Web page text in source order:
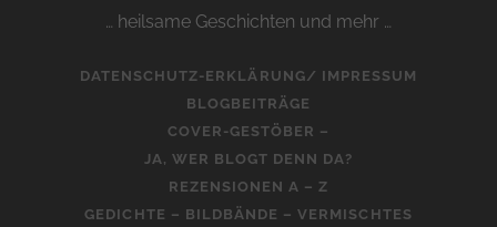
… heilsame Geschichten und mehr …
DATENSCHUTZ-ERKLÄRUNG/ IMPRESSUM
BLOGBEITRÄGE
COVER-GESTÖBER –
JA, WER BLOGT DENN DA?
REZENSIONEN A – Z
GEDICHTE – BILDBÄNDE – VERMISCHTES